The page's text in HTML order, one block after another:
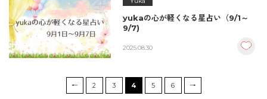
yukaの心が軽くなる星占い（9/1～
9/7)
2025.08.30
← 2 3 4 5 6 →